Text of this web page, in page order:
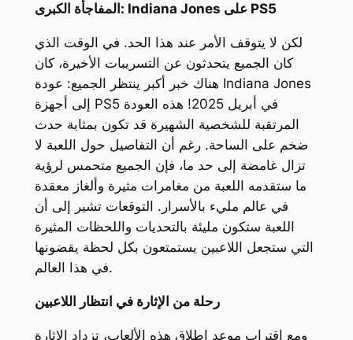
المفاجأة الكبرى: Indiana Jones على PS5
لكن لا يتوقف الأمر عند هذا الحد. في الوقت الذي
كان الجميع يتحدثون عن التسريبات الأخيرة، كان
Indiana Jones
إلى أجهزة PS5 في أبريل 2025! هذه العودة
المرتقبة للشخصية الشهيرة قد تكون بمثابة حدث
ضخم على الساحة. رغم أن التفاصيل حول اللعبة لا
تزال غامضة إلى حد ما، فإن الجميع متحمس لرؤية
ما ستقدمه اللعبة من مغامرات مثيرة وألغاز معقدة
في عالم مليء بالأسرار. التوقعات تشير إلى أن
اللعبة ستكون مليئة بالتحديات واللحظات المثيرة
التي ستجعل اللاعبين يستمتعون بكل لحظة يقضونها
في هذا العالم.
رحلة من الإثارة في انتظار اللاعبين
ومع اقتراب موعد إطلاق هذه الألعاب، تزداد الإثارة